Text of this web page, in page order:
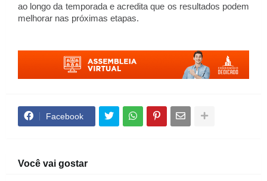
ao longo da temporada e acredita que os resultados podem
melhorar nas próximas etapas.
Facebook
Você vai gostar